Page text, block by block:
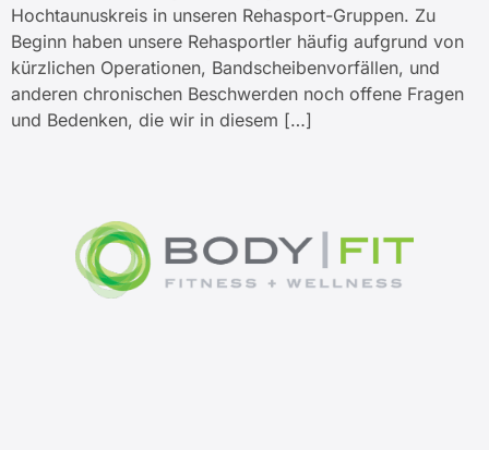
Hochtaunuskreis in unseren Rehasport-Gruppen. Zu
Beginn haben unsere Rehasportler häufig aufgrund von
kürzlichen Operationen, Bandscheibenvorfällen, und
anderen chronischen Beschwerden noch offene Fragen
und Bedenken, die wir in diesem […]